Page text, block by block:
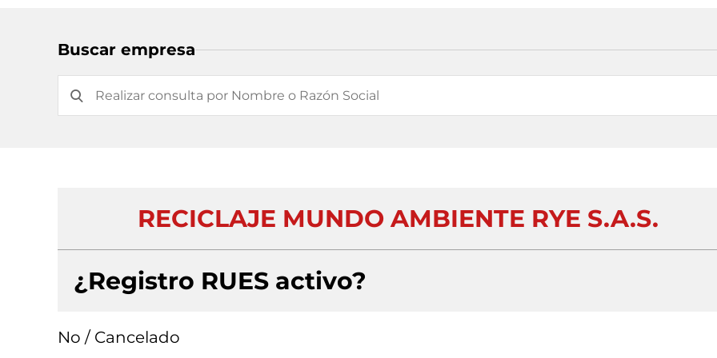
Buscar empresa
RECICLAJE MUNDO AMBIENTE RYE S.A.S.
¿Registro RUES activo?
No / Cancelado